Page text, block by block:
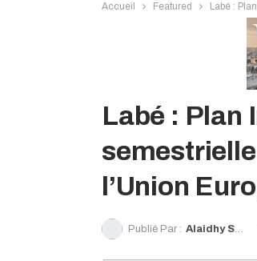
Accueil Featured Labé :
Labé : Plan
l’Union
Publié Par : Alaidhy Sow